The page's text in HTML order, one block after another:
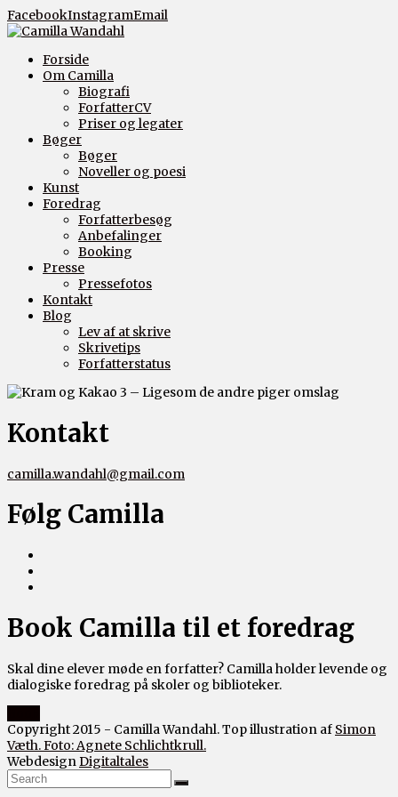
FacebookInstagramEmail
Forside
Om Camilla
Biografi
ForfatterCV
Priser og legater
Bøger
Bøger
Noveller og poesi
Kunst
Foredrag
Forfatterbesøg
Anbefalinger
Booking
Presse
Pressefotos
Kontakt
Blog
Lev af at skrive
Skrivetips
Forfatterstatus
Kontakt
camilla.wandahl@gmail.com
Følg Camilla
Book Camilla til et foredrag
Skal dine elever møde en forfatter? Camilla holder levende og
dialogiske foredrag på skoler og biblioteker.
Copyright 2015 - Camilla Wandahl. Top illustration af Simon
Væth. Foto: Agnete Schlichtkrull.
Webdesign Digitaltales